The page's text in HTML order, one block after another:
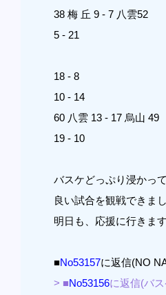
38 梅 丘 9 - 7 八雲52
5 - 21
18 - 8
10 - 14
60 八雲 13 - 17 烏山 49
19 - 10
バスケどっぷり浸かっ
良い試合を観戦できまし
明日も、応援に行きます
■No53157に返信(NO
> ■No53156に返信(バ